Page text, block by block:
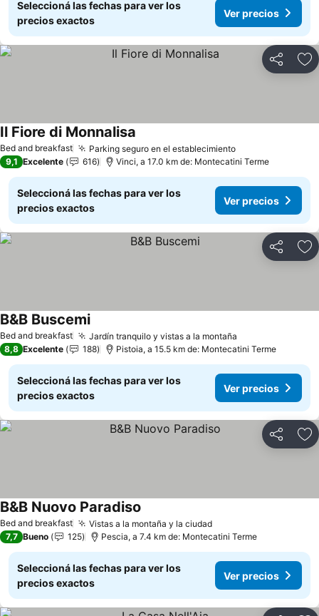
Seleccioná las fechas para ver los
precios exactos
Ver precios
Compartir
Bed and breakfast Parking seguro en el establecimientoVer precios
Il Fiore di Monnalisa
9,1 Excelente 616 Vinci, a 17.0 km de: Montecatini Terme
Seleccioná las fechas para ver los
precios exactos
Ver precios
Compartir
Bed and breakfast Jardín tranquilo y vistas a la montaña
B&B BuscemiVer precios
8,8 Excelente 188 Pistoia, a 15.5 km de: Montecatini Terme
Seleccioná las fechas para ver los
precios exactos
Ver precios
Compartir
Bed and breakfast Vistas a la montaña y la ciudadVer precios
B&B Nuovo Paradiso
7,7 Bueno 125 Pescia, a 7.4 km de: Montecatini Terme
Seleccioná las fechas para ver los
precios exactos
Ver precios